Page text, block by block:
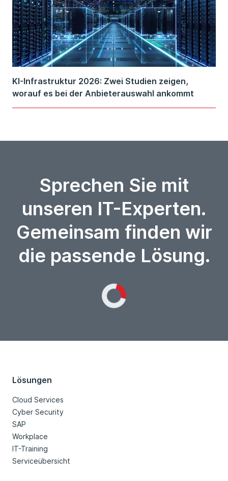
KI-Infrastruktur 2026: Zwei Studien zeigen,
worauf es bei der Anbieterauswahl ankommt
Sprechen Sie mit
unseren IT-Experten.
Gemeinsam finden wir
die passende Lösung.
Lösungen
Cloud Services
Cyber Security
SAP
Workplace
IT-Training
Serviceübersicht